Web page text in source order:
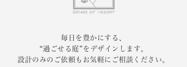
毎日を豊かにする、
“過ごせる庭”をデザインします。
設計のみのご依頼もお気軽にご相談ください。